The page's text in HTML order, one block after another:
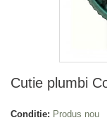
Cutie plumbi
Conditie: Produs nou